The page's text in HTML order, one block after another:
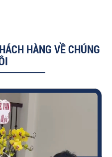
HÀNG VỀ CHÚNG